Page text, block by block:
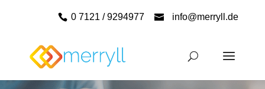
0 7121 / 9294977 info@merryll.de